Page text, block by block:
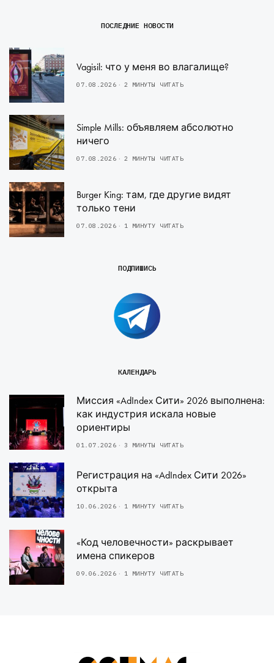
ПОСЛЕДНИЕ НОВОСТИ
Vagisil: что у меня во влагалище?
07.08.2026 2 МИНУТЫ ЧИТАТЬ
Simple Mills: объявляем абсолютно
ничего
07.08.2026 2 МИНУТЫ ЧИТАТЬ
Burger King: там, где другие видят
только тени
07.08.2026 1 МИНУТУ ЧИТАТЬ
ПОДПИШИСЬ
КАЛЕНДАРЬ
Миссия «AdIndex Сити» 2026 выполнена:
как индустрия искала новые
ориентиры
01.07.2026 3 МИНУТЫ ЧИТАТЬ
Регистрация на «AdIndex Сити 2026»
открыта
10.06.2026 1 МИНУТУ ЧИТАТЬ
«Код человечности» раскрывает
имена спикеров
09.06.2026 1 МИНУТУ ЧИТАТЬ